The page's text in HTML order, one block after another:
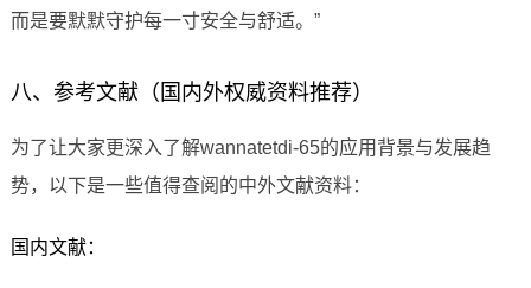
而是要默默守护每一寸安全与舒适。”
八、参考文献（国内外权威资料推荐）
为了让大家更深入了解wannatetdi-65的应用背景与发展趋
势，以下是一些值得查阅的中外文献资料：
国内文献：